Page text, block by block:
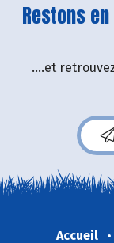
Restons
....et
Accueil